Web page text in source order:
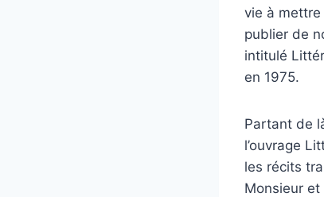
vie à mettre
publier de
intitulé
en 1975.
Partant de
l’ouvrage
les récits
Monsieur et